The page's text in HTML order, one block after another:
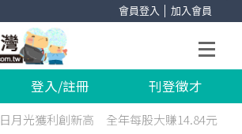
會員登入 加入會員
登入/註冊 刊登徵才
日月光獲利創新高 全年每股大賺14.84元